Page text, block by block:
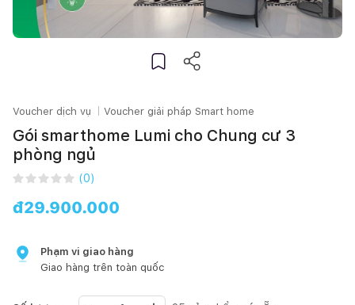
Voucher dịch vụ Voucher giải pháp Smart home
Gói smarthome Lumi cho Chung cư 3
phòng ngủ
(0)
đ29.900.000
Phạm vi giao hàng
Giao hàng trên toàn quốc